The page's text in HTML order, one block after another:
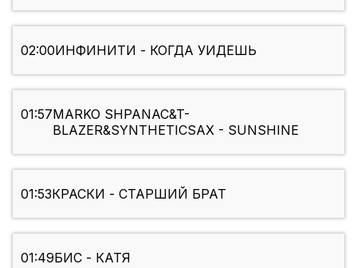
02:00ИНФИНИТИ - КОГДА УИДЕШЬ
01:57MARKO SHPANAC&T-
BLAZER&SYNTHETICSAX - SUNSHINE
01:53КРАСКИ - СТАРШИЙ БРАТ
01:49БИС - КАТЯ